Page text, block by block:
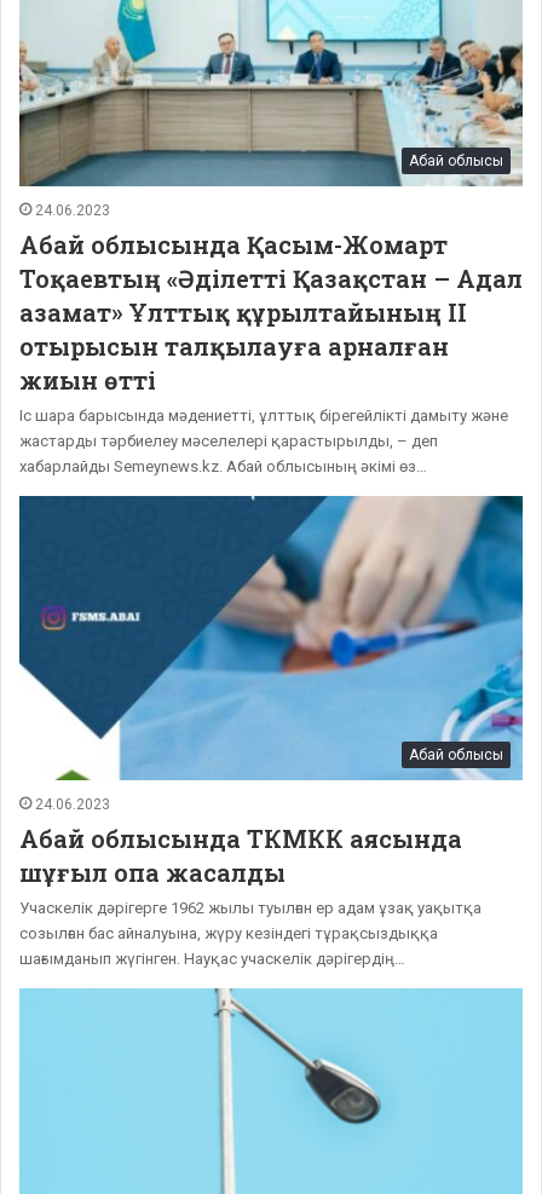
Абай облысы
24.06.2023
Абай облысында Қасым-Жомарт
Тоқаевтың «Әділетті Қазақстан – Адал
азамат» Ұлттық құрылтайының ІІ
отырысын талқылауға арналған
жиын өтті
Іс шара барысында мәдениетті, ұлттық бірегейлікті дамыту және
жастарды тәрбиелеу мәселелері қарастырылды, – деп
хабарлайды Semeynews.kz. Абай облысының әкімі өз…
Абай облысы
24.06.2023
Абай облысында ТКМКК аясында
шұғыл опа жасалды
Учаскелік дәрігерге 1962 жылы туылған ер адам ұзақ уақытқа
созылған бас айналуына, жүру кезіндегі тұрақсыздыққа
шағымданып жүгінген. Науқас учаскелік дәрігердің…